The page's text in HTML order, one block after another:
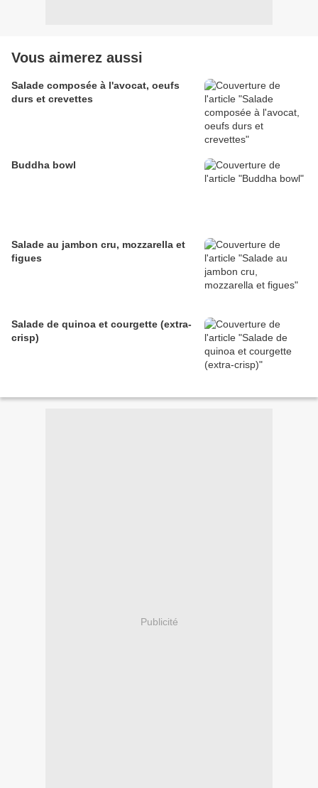
Vous aimerez aussi
Salade composée à l'avocat, oeufs
durs et crevettes
Buddha bowl
Salade au jambon cru, mozzarella et
figues
Salade de quinoa et courgette (extra-
crisp)
Publicité